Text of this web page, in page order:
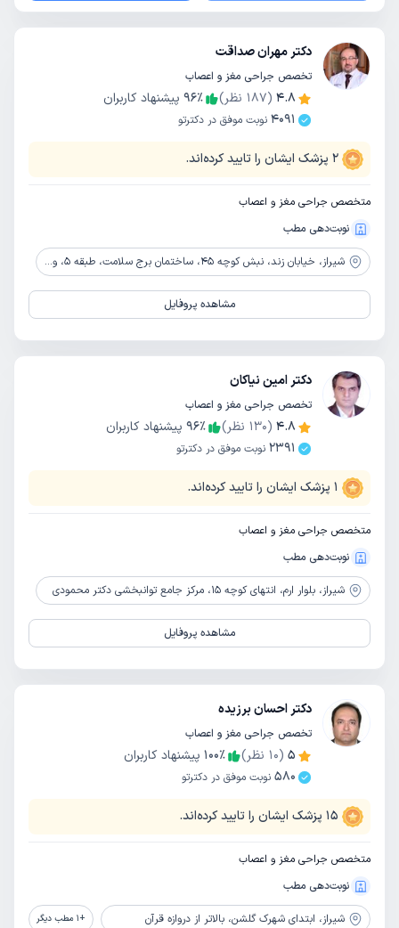
دکتر مهران صداقت
تخصص جراحی مغز و اعصاب
4.8
(
187 نظر) 96٪
پیشنهاد کاربران
4091 نوبت موفق در دکترتو
2 پزشک ایشان را تایید کرده‌اند.
متخصص جراحی مغز و اعصاب
نوبت‌دهی مطب
شیراز، خیابان زند، نبش کوچه 45، ساختمان برج سلامت، طبقه 5، واحد 503
مشاهده پروفایل
دکتر امین نیاکان
تخصص جراحی مغز و اعصاب
4.8
(
130 نظر) 96٪
پیشنهاد کاربران
2391 نوبت موفق در دکترتو
1 پزشک ایشان را تایید کرده‌اند.
متخصص جراحی مغز و اعصاب
نوبت‌دهی مطب
شیراز، بلوار ارم، انتهای کوچه 15، مرکز جامع توانبخشی دکتر محمودی
مشاهده پروفایل
دکتر احسان برزیده
تخصص جراحی مغز و اعصاب
5
(
10 نظر) 100٪
پیشنهاد کاربران
580 نوبت موفق در دکترتو
15 پزشک ایشان را تایید کرده‌اند.
متخصص جراحی مغز و اعصاب
نوبت‌دهی مطب
شیراز، ابتدای شهرک گلشن، بالاتر از دروازه قرآن +
1 مطب دیگر